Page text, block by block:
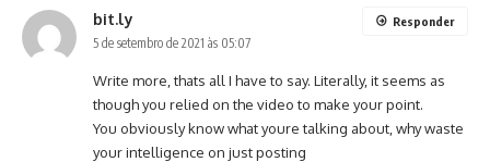
bit.ly
5 de setembro de 2021 às 05:07
Write more, thats all I have to say. Literally, it seems as
though you relied on the video to make your point.
You obviously know what youre talking about, why waste
your intelligence on just posting
Responder